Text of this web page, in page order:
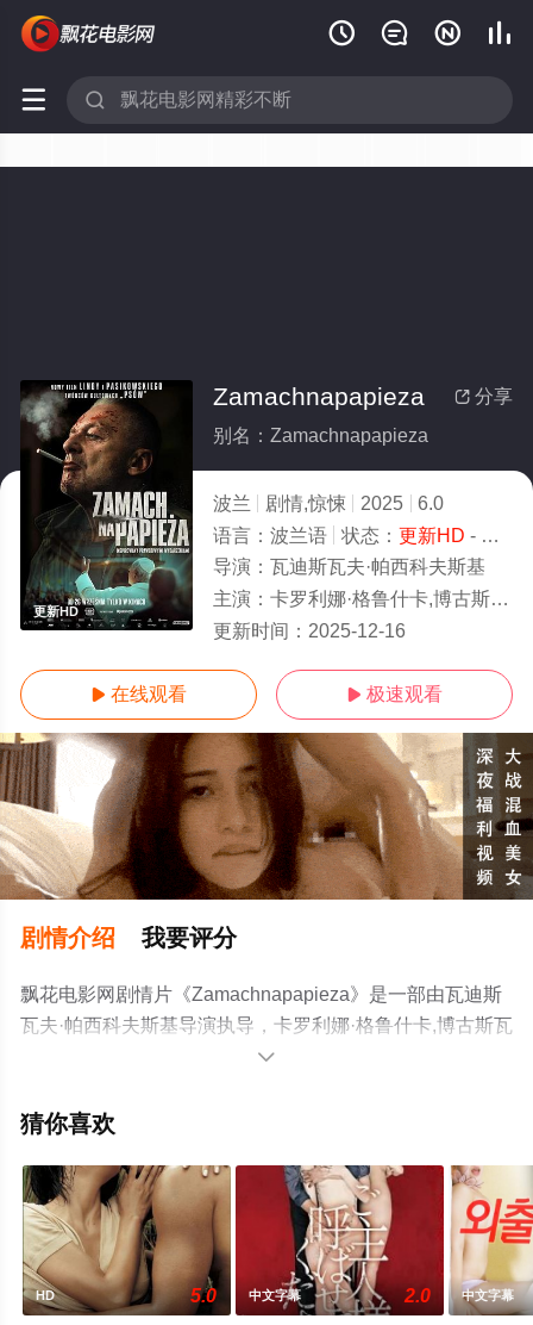
   
 
更新HD
 分享
Zamachnapapieza
别名：Zamachnapapieza
波兰 剧情,惊悚 2025
6.0
语言： 波兰语 状态： 更新HD - 免费在线观看
导演： 瓦迪斯瓦夫·帕西科夫斯基
主演： 卡罗利娜·格鲁什卡,博古斯瓦夫·林达,伊雷纽什·乔普
更新时间： 2025-12-16
 在线观看  极速观看
剧情介绍 我要评分
飘花电影网剧情片《Zamachnapapieza》是一部由瓦迪斯
瓦夫·帕西科夫斯基导演执导，卡罗利娜·格鲁什卡,博古斯瓦
夫·林达,伊雷纽什·乔普等演员精彩演绎的波兰电影，手机免
多相关信息可移步至豆瓣电影、电视猫或剧情网等平台了

猜你喜欢
HD 5.0 中文字幕 2.0 中文字幕